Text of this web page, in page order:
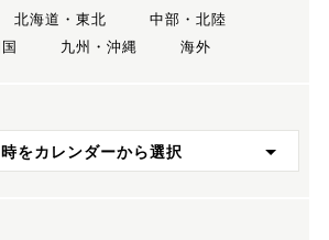
北海道・東北
中部・北陸
九州・沖縄 海外
時をカレンダーから選択